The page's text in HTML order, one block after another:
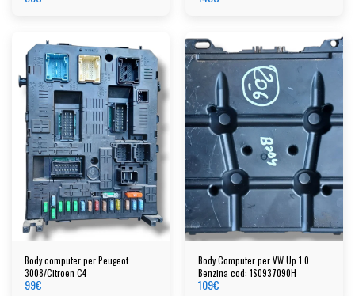
Body computer per Peugeot
3008/Citroen C4
99€
Body Computer per VW Up 1.0
Benzina cod: 1S0937090H
109€